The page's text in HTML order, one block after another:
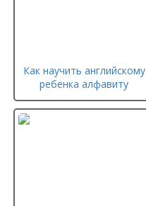
Как научить английскому
ребенка алфавиту